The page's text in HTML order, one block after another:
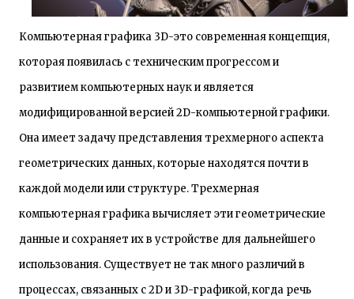
Компьютерная графика 3D-это современная концепция,
которая появилась с техническим прогрессом и
развитием компьютерных наук и является
модифицированной версией 2D-компьютерной графики.
Она имеет задачу представления трехмерного аспекта
геометрических данных, которые находятся почти в
каждой модели или структуре. Трехмерная
компьютерная графика вычисляет эти геометрические
данные и сохраняет их в устройстве для дальнейшего
использования. Существует не так много различий в
процессах, связанных с 2D и 3D-графикой, когда речь